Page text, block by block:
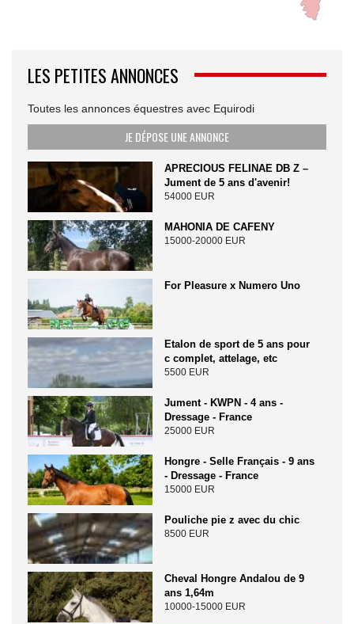
LES PETITES ANNONCES
Toutes les annonces équestres avec Equirodi
JE DÉPOSE UNE ANNONCE
APRECIOUS FELINAE DB Z –
Jument de 5 ans d'avenir!
54000 EUR
MAHONIA DE CAFENY
15000-20000 EUR
For Pleasure x Numero Uno
Etalon de sport de 5 ans pour
c complet, attelage, etc
5500 EUR
Jument - KWPN - 4 ans -
Dressage - France
25000 EUR
Hongre - Selle Français - 9 ans
- Dressage - France
15000 EUR
Pouliche pie z avec du chic
8500 EUR
Cheval Hongre Andalou de 9
ans 1,64m
10000-15000 EUR